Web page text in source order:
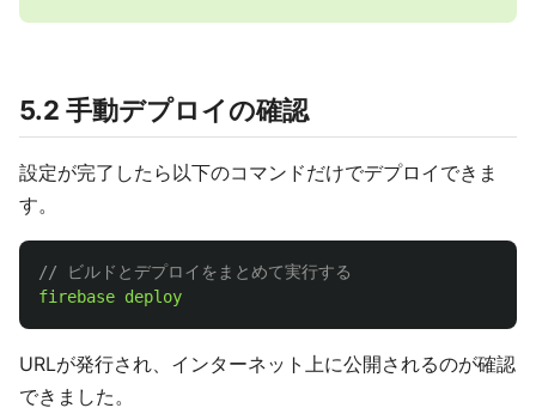
5.2 手動デプロイの確認
設定が完了したら以下のコマンドだけでデプロイできま
す。
// ビルドとデプロイをまとめて実行する
firebase deploy
URLが発行され、インターネット上に公開されるのが確認
できました。